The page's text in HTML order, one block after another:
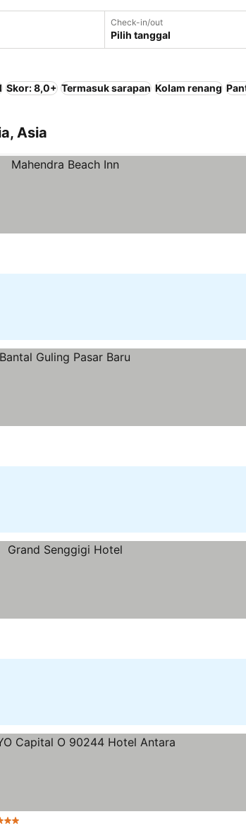
Check-in/out
Pilih tanggal
Skor: 8,0+ Termasuk sarapan Kolam renang
Asia
Bintang